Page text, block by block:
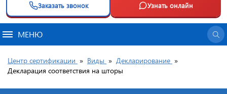
Заказать звонок Узнать онлайн
МЕНЮ
Центр сертификации » Виды » Декларирование »
Декларация соответствия на шторы